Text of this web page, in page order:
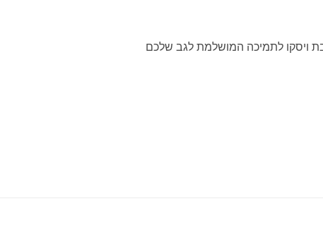
ויסקו לתמיכה המושלמת לגב שלכם